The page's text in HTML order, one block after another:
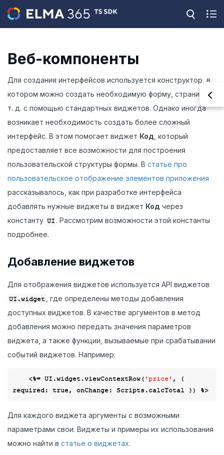
Веб-компоненты
Для создания интерфейсов используется конструктор, в
котором можно создать необходимую форму, страницу и
т. д. с помощью стандартных виджетов. Однако иногда
возникает необходимость создать более сложный
интерфейс. В этом помогает виджет Код , который
предоставляет все возможности для построения
пользовательской структуры формы. В статье про
пользовательское отображение элементов приложения
рассказывалось, как при разработке интерфейса
добавлять нужные виджеты в виджет Код через
константу UI . Рассмотрим возможности этой константы
подробнее.
Добавление виджетов
Для отображения виджетов используется API виджетов
UI.widget
, где определены методы добавления
доступных виджетов. В качестве аргументов в метод
добавления можно передать значения параметров
виджета, а также функции, вызываемые при срабатывании
событий виджетов. Например:
    <%= UI.widget.viewContextRow(
'price'
required: true, onChange
Для каждого виджета аргументы с возможными
параметрами свои. Виджеты и примеры их использования
можно найти в статье о виджетах.